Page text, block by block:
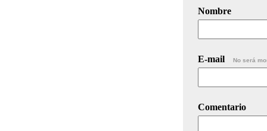
Nombre
E-mail No será
Comentario